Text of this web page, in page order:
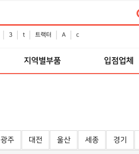
3 t 트랙터 A c
지역별부품 입점업체
광주 대전 울산 세종 경기